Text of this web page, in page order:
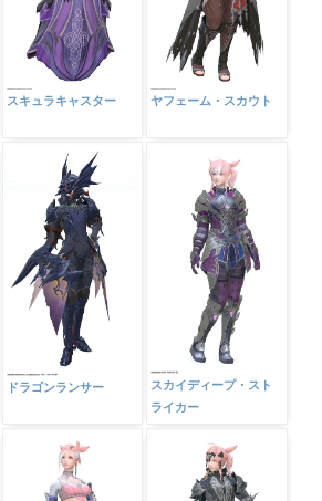
スキュラキャスター ヤフェーム・スカウト
ドラゴンランサー
スカイディープ・スト
ライカー